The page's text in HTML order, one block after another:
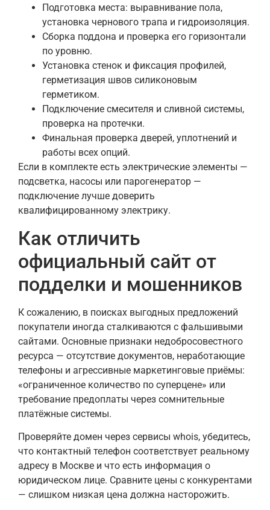
Подготовка места: выравнивание пола,
установка чернового трапа и гидроизоляция.
Сборка поддона и проверка его горизонтали
по уровню.
Установка стенок и фиксация профилей,
герметизация швов силиконовым
герметиком.
Подключение смесителя и сливной системы,
проверка на протечки.
Финальная проверка дверей, уплотнений и
работы всех опций.
Если в комплекте есть электрические элементы —
подсветка, насосы или парогенератор —
подключение лучше доверить
квалифицированному электрику.
Как отличить
официальный сайт от
подделки и мошенников
К сожалению, в поисках выгодных предложений
покупатели иногда сталкиваются с фальшивыми
сайтами. Основные признаки недобросовестного
ресурса — отсутствие документов, неработающие
телефоны и агрессивные маркетинговые приёмы:
«ограниченное количество по суперцене» или
требование предоплаты через сомнительные
платёжные системы.
Проверяйте домен через сервисы whois, убедитесь,
что контактный телефон соответствует реальному
адресу в Москве и что есть информация о
юридическом лице. Сравните цены с конкурентами
— слишком низкая цена должна насторожить.